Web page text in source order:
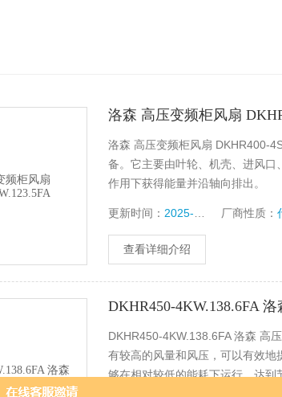
洛森 高压变频柜风扇
洛森 高压变频柜风扇 DKHR400-
备。它主要由叶轮、机壳、进风
作用下获得能量并沿轴向排出。
更新时间： 2025-06-10 厂商性质：
查看详细介绍
DKHR450-4KW.138.6FA
DKHR450-4KW.138.6FA 洛森 高
有较高的风量和风压，可以有效
够在相对较低的能耗下运行，达到